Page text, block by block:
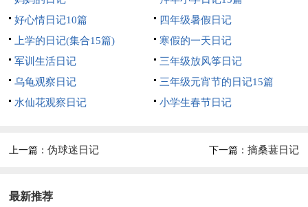
好心情日记10篇
四年级暑假日记
上学的日记(集合15篇)
寒假的一天日记
军训生活日记
三年级放风筝日记
乌龟观察日记
三年级元宵节的日记15篇
水仙花观察日记
小学生春节日记
上一篇：伪球迷日记 下一篇： 摘桑葚日记
最新推荐